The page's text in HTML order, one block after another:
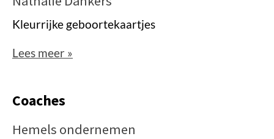
Kleurrijke geboortekaartjes
Lees meer »
Coaches
Hemels ondernemen